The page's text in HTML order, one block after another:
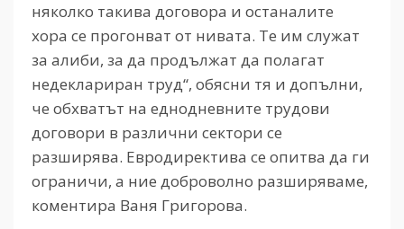
няколко такива договора и останалите
хора се прогонват от нивата. Те им служат
за алиби, за да продължат да полагат
недеклариран труд“, обясни тя и допълни,
че обхватът на еднодневните трудови
договори в различни сектори се
разширява. Евродиректива се опитва да ги
ограничи, а ние доброволно разширяваме,
коментира Ваня Григорова.